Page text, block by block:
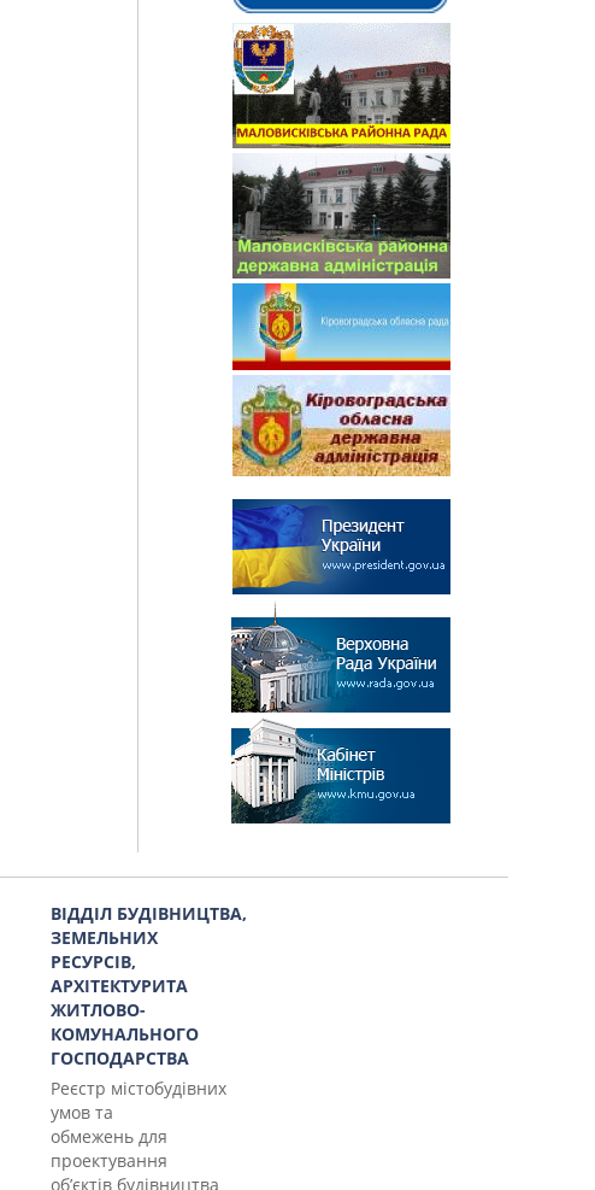
ВІДДІЛ БУДІВНИЦТВА,
ЗЕМЕЛЬНИХ
РЕСУРСІВ,
АРХІТЕКТУРИТА
ЖИТЛОВО-
КОМУНАЛЬНОГО
ГОСПОДАРСТВА
Реєстр містобудівних
умов та
обмежень для
проектування
об’єктів будівництва